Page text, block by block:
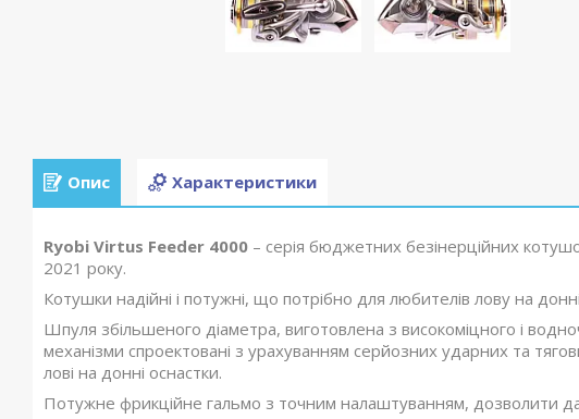
Опис Характеристики
Ryobi Virtus Feeder 4000 – серія бюджетних безінерційних
2021 року.
Котушки надійні і потужні, що потрібно для любителів лову на
Шпуля збільшеного діаметра, виготовлена з високоміцного і
механізми спроектовані з урахуванням серйозних ударних та
лові на донні оснастки.
Потужне фрикційне гальмо з точним налаштуванням, дозволити